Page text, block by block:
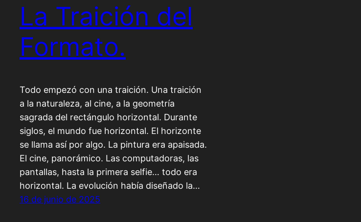
La Traición del
Formato.
Todo empezó con una traición. Una traición
a la naturaleza, al cine, a la geometría
sagrada del rectángulo horizontal. Durante
siglos, el mundo fue horizontal. El horizonte
se llama así por algo. La pintura era apaisada.
El cine, panorámico. Las computadoras, las
pantallas, hasta la primera selfie… todo era
horizontal. La evolución había diseñado la…
16 de junio de 2025